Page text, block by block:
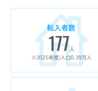
転入者数
177人
※2025年度/人口0.39万人